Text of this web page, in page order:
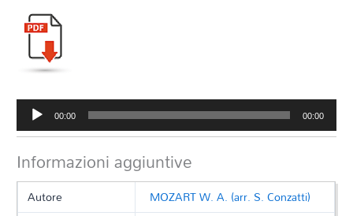
Audio
Player
00:00 00:00
Informazioni aggiuntive
Autore
MOZART W. A. (arr. S. Conzatti)